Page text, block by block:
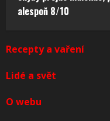
alespoň 8/10
Recepty a vaření
Lidé a svět
O webu